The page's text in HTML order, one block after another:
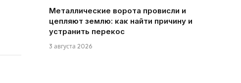
Металлические ворота провисли и
цепляют землю: как найти причину и
устранить перекос
3 августа 2026